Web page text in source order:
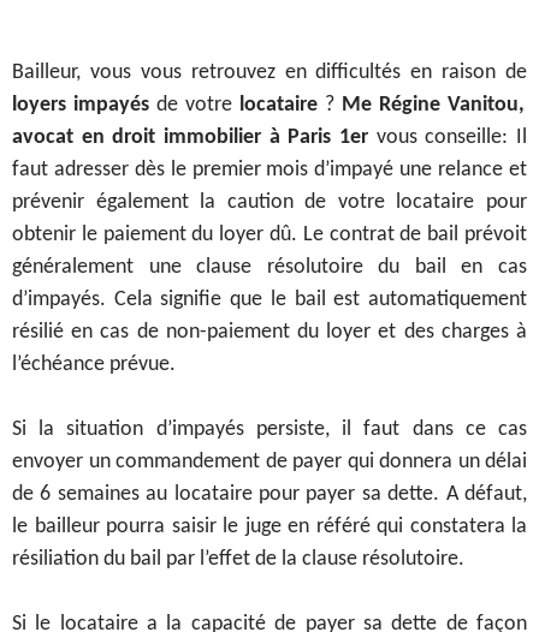
Bailleur, vous vous retrouvez en difficultés en raison de
loyers impayés de votre locataire ? Me Régine Vanitou,
avocat en droit immobilier à Paris 1er vous conseille: Il
faut adresser dès le premier mois d’impayé une relance et
prévenir également la caution de votre locataire pour
obtenir le paiement du loyer dû. Le contrat de bail prévoit
généralement une clause résolutoire du bail en cas
d’impayés. Cela signifie que le bail est automatiquement
résilié en cas de non-paiement du loyer et des charges à
l’échéance prévue.
Si la situation d’impayés persiste, il faut dans ce cas
envoyer un commandement de payer qui donnera un délai
de 6 semaines au locataire pour payer sa dette. A défaut,
le bailleur pourra saisir le juge en référé qui constatera la
résiliation du bail par l’effet de la clause résolutoire.
Si le locataire a la capacité de payer sa dette de façon